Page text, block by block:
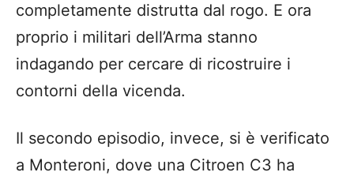
completamente distrutta dal rogo. E ora
proprio i militari dell’Arma stanno
indagando per cercare di ricostruire i
contorni della vicenda.
Il secondo episodio, invece, si è verificato
a Monteroni, dove una Citroen C3 ha